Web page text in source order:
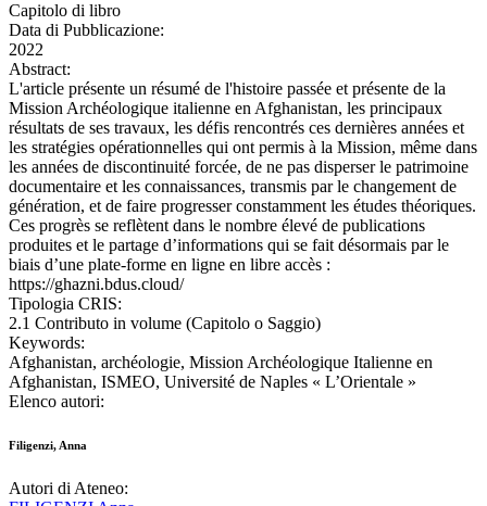
Capitolo di libro
Data di Pubblicazione:
2022
Abstract:
L'article présente un résumé de l'histoire passée et présente de la
Mission Archéologique italienne en Afghanistan, les principaux
résultats de ses travaux, les défis rencontrés ces dernières années et
les stratégies opérationnelles qui ont permis à la Mission, même dans
les années de discontinuité forcée, de ne pas disperser le patrimoine
documentaire et les connaissances, transmis par le changement de
génération, et de faire progresser constamment les études théoriques.
Ces progrès se reflètent dans le nombre élevé de publications
produites et le partage d’informations qui se fait désormais par le
biais d’une plate-forme en ligne en libre accès :
https://ghazni.bdus.cloud/
Tipologia CRIS:
2.1 Contributo in volume (Capitolo o Saggio)
Keywords:
Afghanistan, archéologie, Mission Archéologique Italienne en
Afghanistan, ISMEO, Université de Naples « L’Orientale »
Elenco autori:
Filigenzi, Anna
Autori di Ateneo: